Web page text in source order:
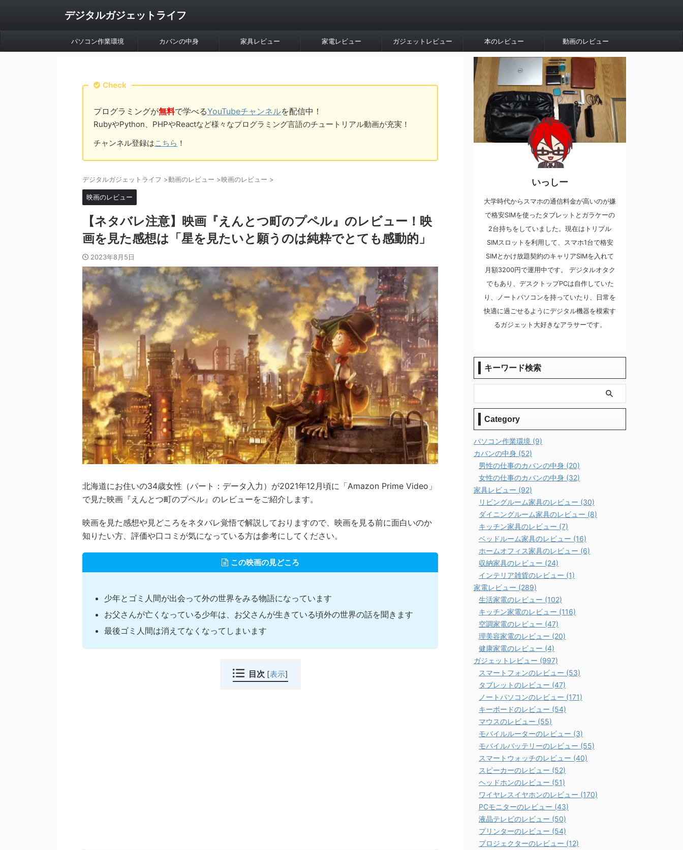
デジタルガジェットライフ
パソコン作業環境 カバンの中身 家具レビュー 家電レビュー ガジェットレビュー 本のレビュー 動画のレビュー
Check
プログラミングが無料で学べるYouTubeチャンネルを配信中！
RubyやPython、PHPやReactなど様々なプログラミング言語のチュートリアル動画が充実！
チャンネル登録はこちら ！
デジタルガジェットライフ >動画のレビュー >映画のレビュー >
映画のレビュー
【ネタバレ注意】映画『えんとつ町のプペル』のレビュー！映
画を見た感想は「星を見たいと願うのは純粋でとても感動的」
2023年8月5日
北海道にお住いの34歳女性（パート：データ入力）が2021年12月頃に「Amazon Prime Video」
で見た映画『えんとつ町のプペル』のレビューをご紹介します。
映画を見た感想や見どころをネタバレ覚悟で解説しておりますので、映画を見る前に面白いのか
知りたい方、評価や口コミが気になっている方は参考にしてください。
この映画の見どころ
少年とゴミ人間が出会って外の世界をみる物語になっています
お父さんが亡くなっている少年は、お父さんが生きている頃外の世界の話を聞きます
最後ゴミ人間は消えてなくなってしまいます
目次 [表示]
いっしー
大学時代からスマホの通信料金が高いのが嫌
で格安SIMを使ったタブレットとガラケーの
2台持ちをしていました。現在はトリプル
SIMスロットを利用して、スマホ1台で格安
SIMとかけ放題契約のキャリアSIMを入れて
月額3200円で運用中です。 デジタルオタク
でもあり、デスクトップPCは自作していた
り、ノートパソコンを持っていたり、日常を
快適に過ごせるようにデジタル機器を模索す
るガジェット大好きなアラサーです。
キーワード検索
Category
パソコン作業環境 (9)
カバンの中身 (52)
男性の仕事のカバンの中身 (20)
女性の仕事のカバンの中身 (32)
家具レビュー (92)
リビングルーム家具のレビュー (30)
ダイニングルーム家具のレビュー (8)
キッチン家具のレビュー (7)
ベッドルーム家具のレビュー (16)
ホームオフィス家具のレビュー (6)
収納家具のレビュー (24)
インテリア雑貨のレビュー (1)
家電レビュー (289)
生活家電のレビュー (102)
キッチン家電のレビュー (116)
空調家電のレビュー (47)
理美容家電のレビュー (20)
健康家電のレビュー (4)
ガジェットレビュー (997)
スマートフォンのレビュー (53)
タブレットのレビュー (47)
ノートパソコンのレビュー (171)
キーボードのレビュー (54)
マウスのレビュー (55)
モバイルルーターのレビュー (3)
モバイルバッテリーのレビュー (55)
スマートウォッチのレビュー (40)
スピーカーのレビュー (52)
ヘッドホンのレビュー (51)
ワイヤレスイヤホンのレビュー (170)
PCモニターのレビュー (43)
液晶テレビのレビュー (50)
プリンターのレビュー (54)
プロジェクターのレビュー (12)